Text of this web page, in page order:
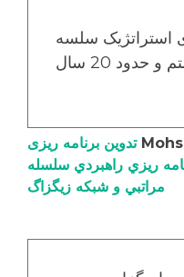
استراتژیک سلسه
مراتبی و منظر برازنده هستم و حدود 20 سال
تدوین برنامه ریزی
ریزي راهبردي سلسله
مراتبي و شبکه زیگزاگ